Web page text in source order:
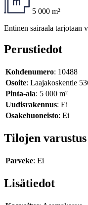
5 000 m²
Entinen sairaala tarjotaan
Perustiedot
Kohdenumero: 10488
Osoite: Laajakoskentie
Pinta-ala: 5 000 m²
Uudisrakennus: Ei
Osakehuoneisto: Ei
Tilojen varustus
Parveke: Ei
Lisätiedot